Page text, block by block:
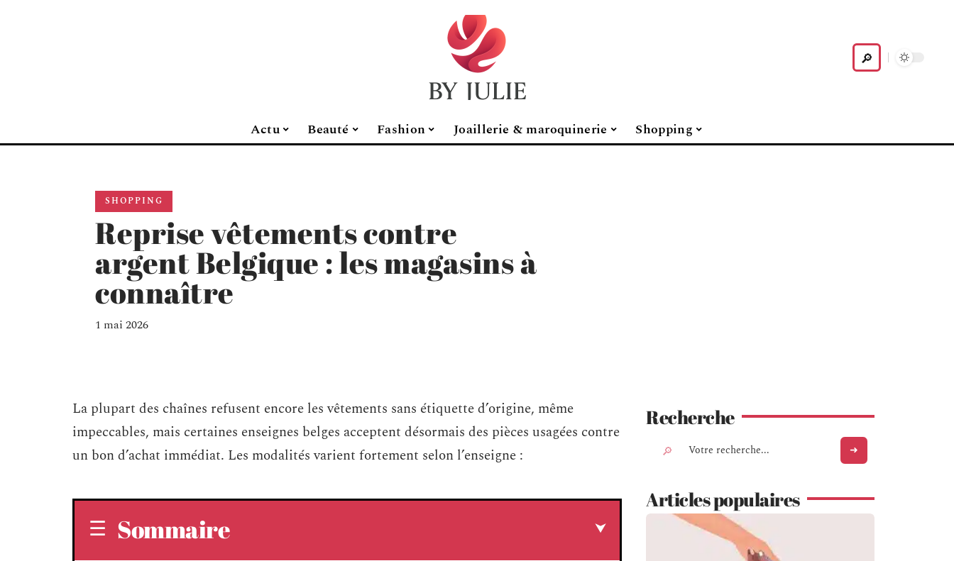
Actu Beauté Fashion Joaillerie & maroquinerie Shopping
SHOPPING
Reprise vêtements contre
argent Belgique : les magasins à
connaître
1 mai 2026
La plupart des chaînes refusent encore les vêtements sans étiquette d’origine, même
impeccables, mais certaines enseignes belges acceptent désormais des pièces usagées contre
un bon d’achat immédiat. Les modalités varient fortement selon l’enseigne :
Sommaire
Recherche
Articles populaires